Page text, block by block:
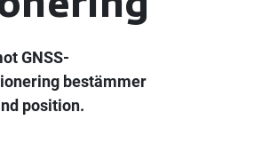
GNSS-
bestämmer
position.